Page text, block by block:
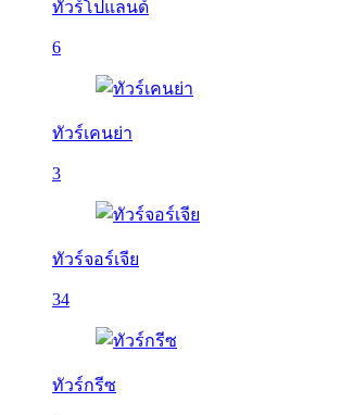
ทัวร์โปแลนด์
6
ทัวร์เคนย่า
3
ทัวร์จอร์เจีย
34
ทัวร์กรีซ